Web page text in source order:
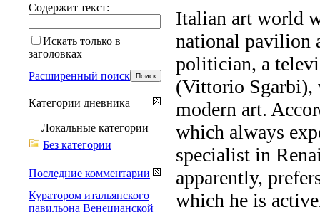
Italian art world
national pavilion
politician, a
(Vittorio Sgarbi),
modern art.
which always
specialist in
apparently,
which he is
Содержит текст:
Искать только в
заголовках
Расширенный поиск
Категории дневника
Локальные категории
Без категории
Последние комментарии
Куратором итальянского
павильона Венецианской